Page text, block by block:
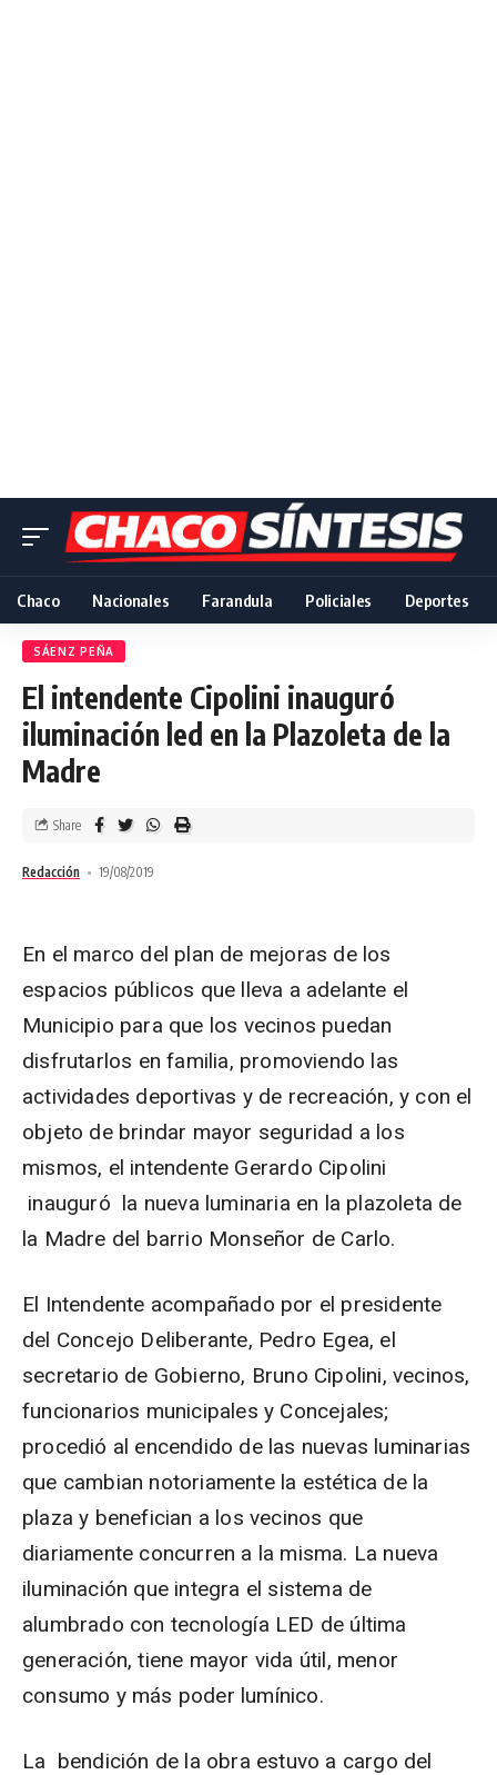
Chaco Nacionales Farandula Policiales Deportes
SÁENZ PEÑA
El intendente Cipolini inauguró
iluminación led en la Plazoleta de la
Madre
Redacción 19/08/2019
Share
En el marco del plan de mejoras de los
espacios públicos que lleva a adelante el
Municipio para que los vecinos puedan
disfrutarlos en familia, promoviendo las
actividades deportivas y de recreación, y con el
objeto de brindar mayor seguridad a los
mismos, el intendente Gerardo Cipolini
inauguró la nueva luminaria en la plazoleta de
la Madre del barrio Monseñor de Carlo.
El Intendente acompañado por el presidente
del Concejo Deliberante, Pedro Egea, el
secretario de Gobierno, Bruno Cipolini, vecinos,
funcionarios municipales y Concejales;
procedió al encendido de las nuevas luminarias
que cambian notoriamente la estética de la
plaza y benefician a los vecinos que
diariamente concurren a la misma. La nueva
iluminación que integra el sistema de
alumbrado con tecnología LED de última
generación, tiene mayor vida útil, menor
consumo y más poder lumínico.
La bendición de la obra estuvo a cargo del